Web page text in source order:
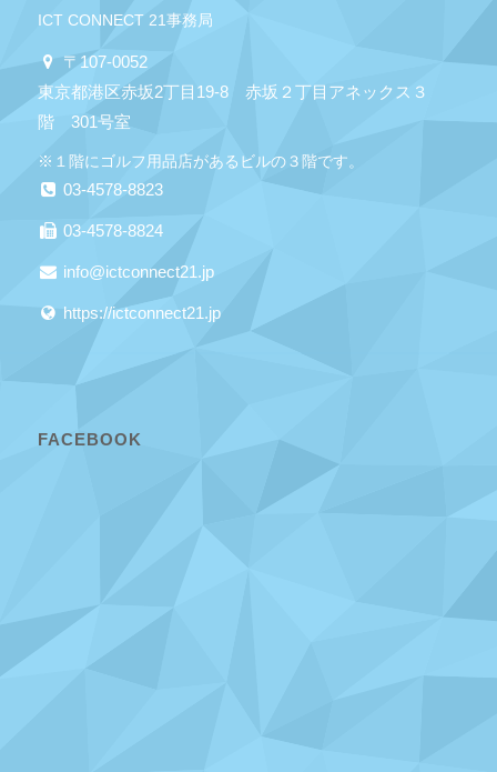
ICT CONNECT 21事務局
〒107-0052
東京都港区赤坂2丁目19-8 赤坂２丁目アネックス３
階 301号室
※１階にゴルフ用品店があるビルの３階です。
03-4578-8823
03-4578-8824
info@ictconnect21.jp
https://ictconnect21.jp
FACEBOOK